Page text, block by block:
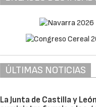
ÚLTIMAS NOTICIAS
La Junta de Castilla y León